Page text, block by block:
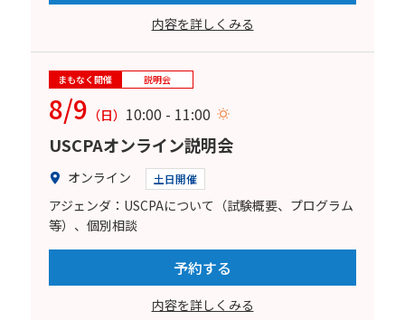
内容を詳しくみる
まもなく開催 説明会
8/9 （日） 10:00 - 11:00
USCPAオンライン説明会
オンライン 土日開催
アジェンダ：USCPAについて（試験概要、プログラム
等）、個別相談
予約する
内容を詳しくみる